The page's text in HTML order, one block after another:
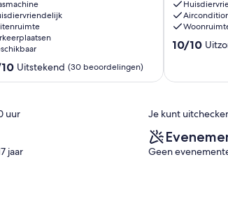
Uitstekend (30 beoordelingen)
rent
-
Sainte-
Cécile
&#x1f30a;
Camiers
10.0
Uitzonderlijk,
10/10
uur Je kunt
jaar Geen